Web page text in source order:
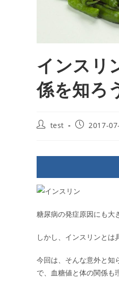
インスリ
係を知ろ
投
test
投
2017-
糖尿病の発症原因にも大
しかし、インスリンと
今回は、そんな意外と知
で、血糖値と体の関係も